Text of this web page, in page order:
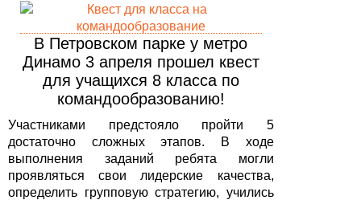
В Петровском парке у метро
Динамо 3 апреля прошел квест
для учащихся 8 класса по
командообразованию!
Участниками предстояло пройти 5
достаточно сложных этапов. В ходе
выполнения заданий ребята могли
проявляться свои лидерские качества,
определить групповую стратегию, учились